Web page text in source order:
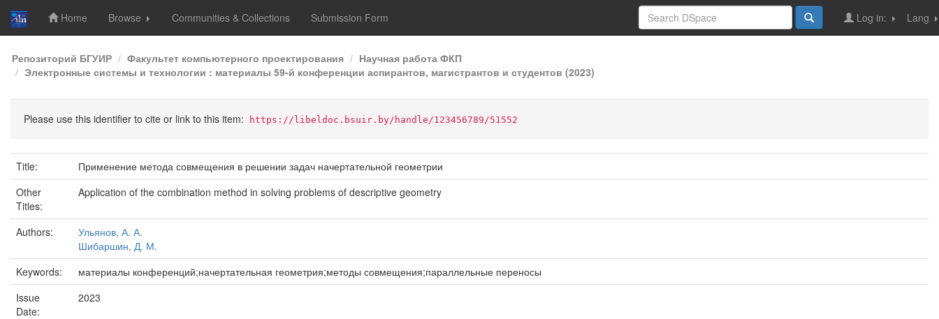
Skip
navigation
Home Browse Communities & Collections Submission Form Lang
Log in:
Репозиторий БГУИР Факультет компьютерного проектирования
Научная работа ФКП
Электронные системы и технологии : материалы 59-й конференции аспирантов, магистрантов и студентов (2023)
Please use this identifier to cite or link to this item: https://libeldoc.bsuir.by/handle/123456789/51552
Title:
Применение метода совмещения в решении задач начертательной геометрии
Other
Titles:
Application of the combination method in solving problems of descriptive geometry
Authors:
Ульянов, А. А.
Шибаршин, Д. М.
Keywords:
материалы конференций;начертательная геометрия;методы совмещения;параллельные переносы
Issue
Date:
2023